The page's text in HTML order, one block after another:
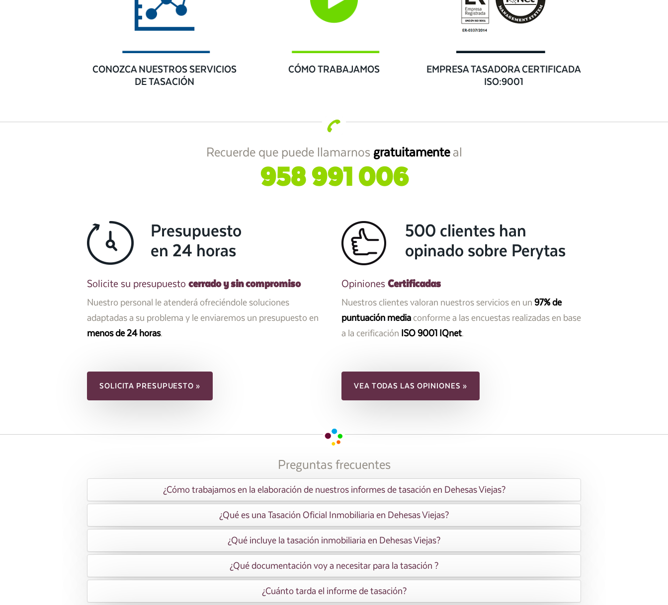
CONOZCA NUESTROS SERVICIOS
DE TASACIÓN
CÓMO TRABAJAMOS
EMPRESA TASADORA CERTIFICADA
ISO:9001
Recuerde que puede llamarnos gratuitamenteal
958 991 006
Presupuesto
en 24 horas
Solicite su presupuesto cerrado y sin compromiso
Nuestro personal le atenderá ofreciéndole soluciones
adaptadas a su problema y le enviaremos un presupuesto en
menos de 24 horas.
SOLICITA PRESUPUESTO »
500 clientes han
opinado sobre Perytas
Opiniones Certificadas
Nuestros clientes valoran nuestros servicios en un 97% de
puntuación mediaconforme a las encuestas realizadas en base
a la cerificación ISO 9001 IQnet.
VEA TODAS LAS OPINIONES »
Preguntas frecuentes
¿Cómo trabajamos en la elaboración de nuestros informes de tasación en Dehesas Viejas?
¿Qué es una Tasación Oficial Inmobiliaria en Dehesas Viejas?
¿Qué incluye la tasación inmobiliaria en Dehesas Viejas?
¿Qué documentación voy a necesitar para la tasación ?
¿Cuánto tarda el informe de tasación?